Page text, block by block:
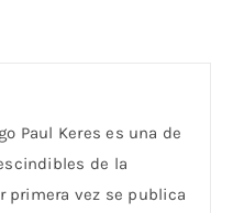
Paul Keres es una de
de la
primera vez se publica